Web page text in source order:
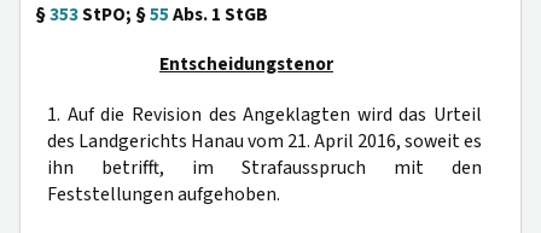
§353StPO; §55Abs. 1 StGB
Entscheidungstenor
1. Auf die Revision des Angeklagten wird das Urteil
des Landgerichts Hanau vom 21. April 2016, soweit es
ihn betrifft, im Strafausspruch mit den
Feststellungen aufgehoben.